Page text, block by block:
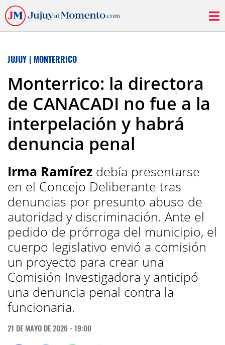
JUJUY | MONTERRICO
Monterrico: la directora
de CANACADI no fue a la
interpelación y habrá
denuncia penal
Irma Ramírez debía presentarse
en el Concejo Deliberante tras
denuncias por presunto abuso de
autoridad y discriminación. Ante el
pedido de prórroga del municipio, el
cuerpo legislativo envió a comisión
un proyecto para crear una
Comisión Investigadora y anticipó
una denuncia penal contra la
funcionaria.
21 DE MAYO DE 2026 - 19:00